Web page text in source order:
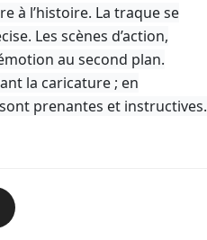
à l’histoire. La traque se
Les scènes d’action,
au second plan.
la caricature ; en
prenantes et instructives.